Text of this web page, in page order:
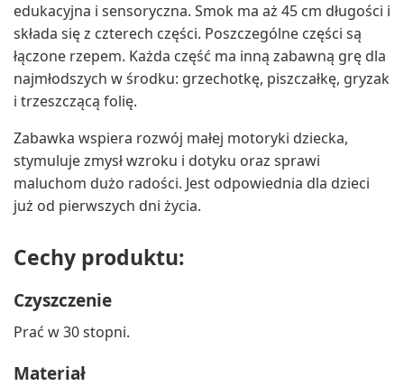
edukacyjna i sensoryczna. Smok ma aż 45 cm długości i
składa się z czterech części. Poszczególne części są
łączone rzepem. Każda część ma inną zabawną grę dla
najmłodszych w środku: grzechotkę, piszczałkę, gryzak
i trzeszczącą folię.
Zabawka wspiera rozwój małej motoryki dziecka,
stymuluje zmysł wzroku i dotyku oraz sprawi
maluchom dużo radości. Jest odpowiednia dla dzieci
już od pierwszych dni życia.
Cechy produktu:
Czyszczenie
Prać w 30 stopni.
Materiał